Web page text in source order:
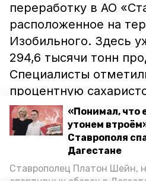
«Понимал, что
утонем
Ставрополя
Дагестане
Ставрополец Платон Шейн,
спортивных сборах в
переработку в АО
расположенное на
Изобильного. Здесь
294,6 тысячи тонн
Специалисты
процентную
показатель является
последние пять лет.
Ранее сообщалось, что
ставропольские